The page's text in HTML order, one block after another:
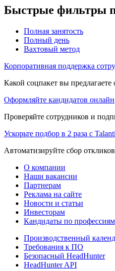
Быстрые фильтры
Полная занятость
Полный день
Вахтовый метод
Корпоративная поддержка
Какой соцпакет вы
Оформляйте кандидатов онлайн
Проверяйте сотрудников и
Ускорьте подбор в 2 раза с
Автоматизируйте сбор
О компании
Наши вакансии
Партнерам
Реклама на сайте
Новости и статьи
Инвесторам
Кандидаты по профессиям
Производственный
Требования к ПО
Безопасный HeadHunter
HeadHunter API